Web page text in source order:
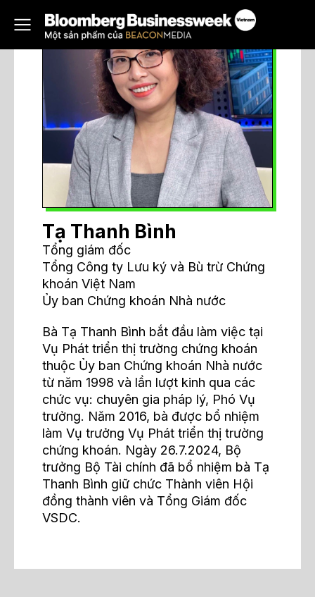
Tạ Thanh Bình
Tổng giám đốc
Tổng Công ty Lưu ký và Bù trừ Chứng
khoán Việt Nam
Ủy ban Chứng khoán Nhà nước
Bà Tạ Thanh Bình bắt đầu làm việc tại
Vụ Phát triển thị trường chứng khoán
thuộc Ủy ban Chứng khoán Nhà nước
từ năm 1998 và lần lượt kinh qua các
chức vụ: chuyên gia pháp lý, Phó Vụ
trưởng. Năm 2016, bà được bổ nhiệm
làm Vụ trưởng Vụ Phát triển thị trường
chứng khoán. Ngày 26.7.2024, Bộ
trưởng Bộ Tài chính đã bổ nhiệm bà Tạ
Thanh Bình giữ chức Thành viên Hội
đồng thành viên và Tổng Giám đốc
VSDC.